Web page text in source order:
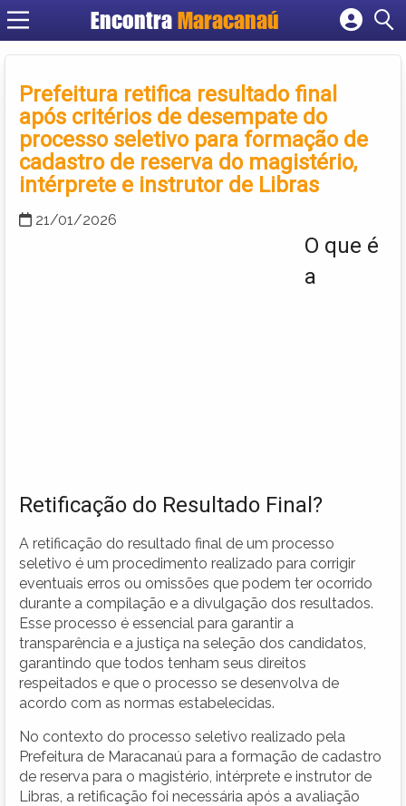
Encontra Maracanaú
Cadastrar empresa
Criar conta
Prefeitura retifica resultado final
após critérios de desempate do
processo seletivo para formação de
cadastro de reserva do magistério,
intérprete e instrutor de Libras
21/01/2026
O que é
a
Retificação do Resultado Final?
A retificação do resultado final de um processo
seletivo é um procedimento realizado para corrigir
eventuais erros ou omissões que podem ter ocorrido
durante a compilação e a divulgação dos resultados.
Esse processo é essencial para garantir a
transparência e a justiça na seleção dos candidatos,
garantindo que todos tenham seus direitos
respeitados e que o processo se desenvolva de
acordo com as normas estabelecidas.
No contexto do processo seletivo realizado pela
Prefeitura de Maracanaú para a formação de cadastro
de reserva para o magistério, intérprete e instrutor de
Libras, a retificação foi necessária após a avaliação